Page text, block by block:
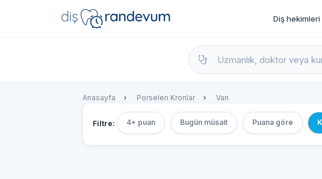
dishekimleri.net - Diş Hekimi Bul, Yorumları İncele
Diş hekimleri
Anasayfa Porselen Kronlar Van
Filtre: 4+ puan Bugün müsait Puana göre